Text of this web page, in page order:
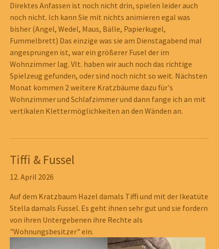
Direktes Anfassen ist noch nicht drin, spielen leider auch
noch nicht. Ich kann Sie mit nichts animieren egal was
bisher (Angel, Wedel, Maus, Bälle, Papierkugel,
Fummelbrett) Das einzige was sie am Dienstagabend mal
angesprungen ist, war ein größerer Fusel der im
Wohnzimmer lag. Vlt. haben wir auch noch das richtige
Spielzeug gefunden, oder sind noch nicht so weit. Nächsten
Monat kommen 2 weitere Kratzbäume dazu für's
Wohnzimmer und Schlafzimmer und dann fange ich an mit
vertikalen Klettermöglichkeiten an den Wänden an.
Show larger version
Tiffi & Fussel
12. April 2026
Auf dem Kratzbaum Hazel damals Tiffi und mit der Ikeatüte
Stella damals Fussel. Es geht ihnen sehr gut und sie fordern
von ihren Untergebenen ihre Rechte als
"Wohnungsbesitzer" ein.